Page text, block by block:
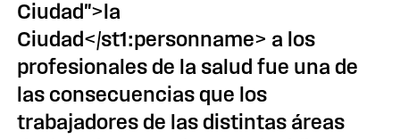
Ciudad">la
Ciudad</st1:personname> a los
profesionales de la salud fue una de
las consecuencias que los
trabajadores de las distintas áreas